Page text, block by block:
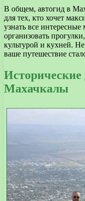
В общем, автогид в
для тех, кто хочет
узнать все
организовать
культурой и кухней. Не
ваше путешествие
Исторические
Махачкалы